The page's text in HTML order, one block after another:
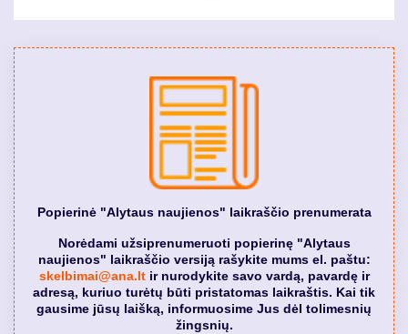
Popierinė "Alytaus naujienos" laikraščio prenumerata
Norėdami užsiprenumeruoti popierinę "Alytaus
naujienos" laikraščio versiją rašykite mums el. paštu:
skelbimai@ana.ltir nurodykite savo vardą, pavardę ir
adresą, kuriuo turėtų būti pristatomas laikraštis. Kai tik
gausime jūsų laišką, informuosime Jus dėl tolimesnių
žingsnių.